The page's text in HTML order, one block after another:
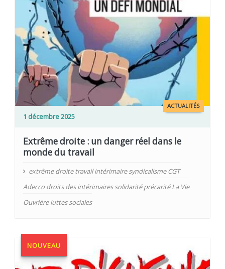
ACTUALITÉS
1 décembre 2025
Extrême droite : un danger réel dans le
monde du travail
extrême droite travail intérimaire syndicalisme CGT
Adecco droits des intérimaires solidarité précarité La Vie
Ouvrière luttes sociales
NOUVEAU